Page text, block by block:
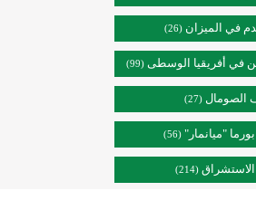
في الميزان (26)
في أفريقيا الوسطى (99)
الصومال (27)
"ميانمار" (56)
(214)